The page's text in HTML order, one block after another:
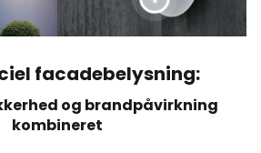
facadebelysning:
og brandpåvirkning
kombineret